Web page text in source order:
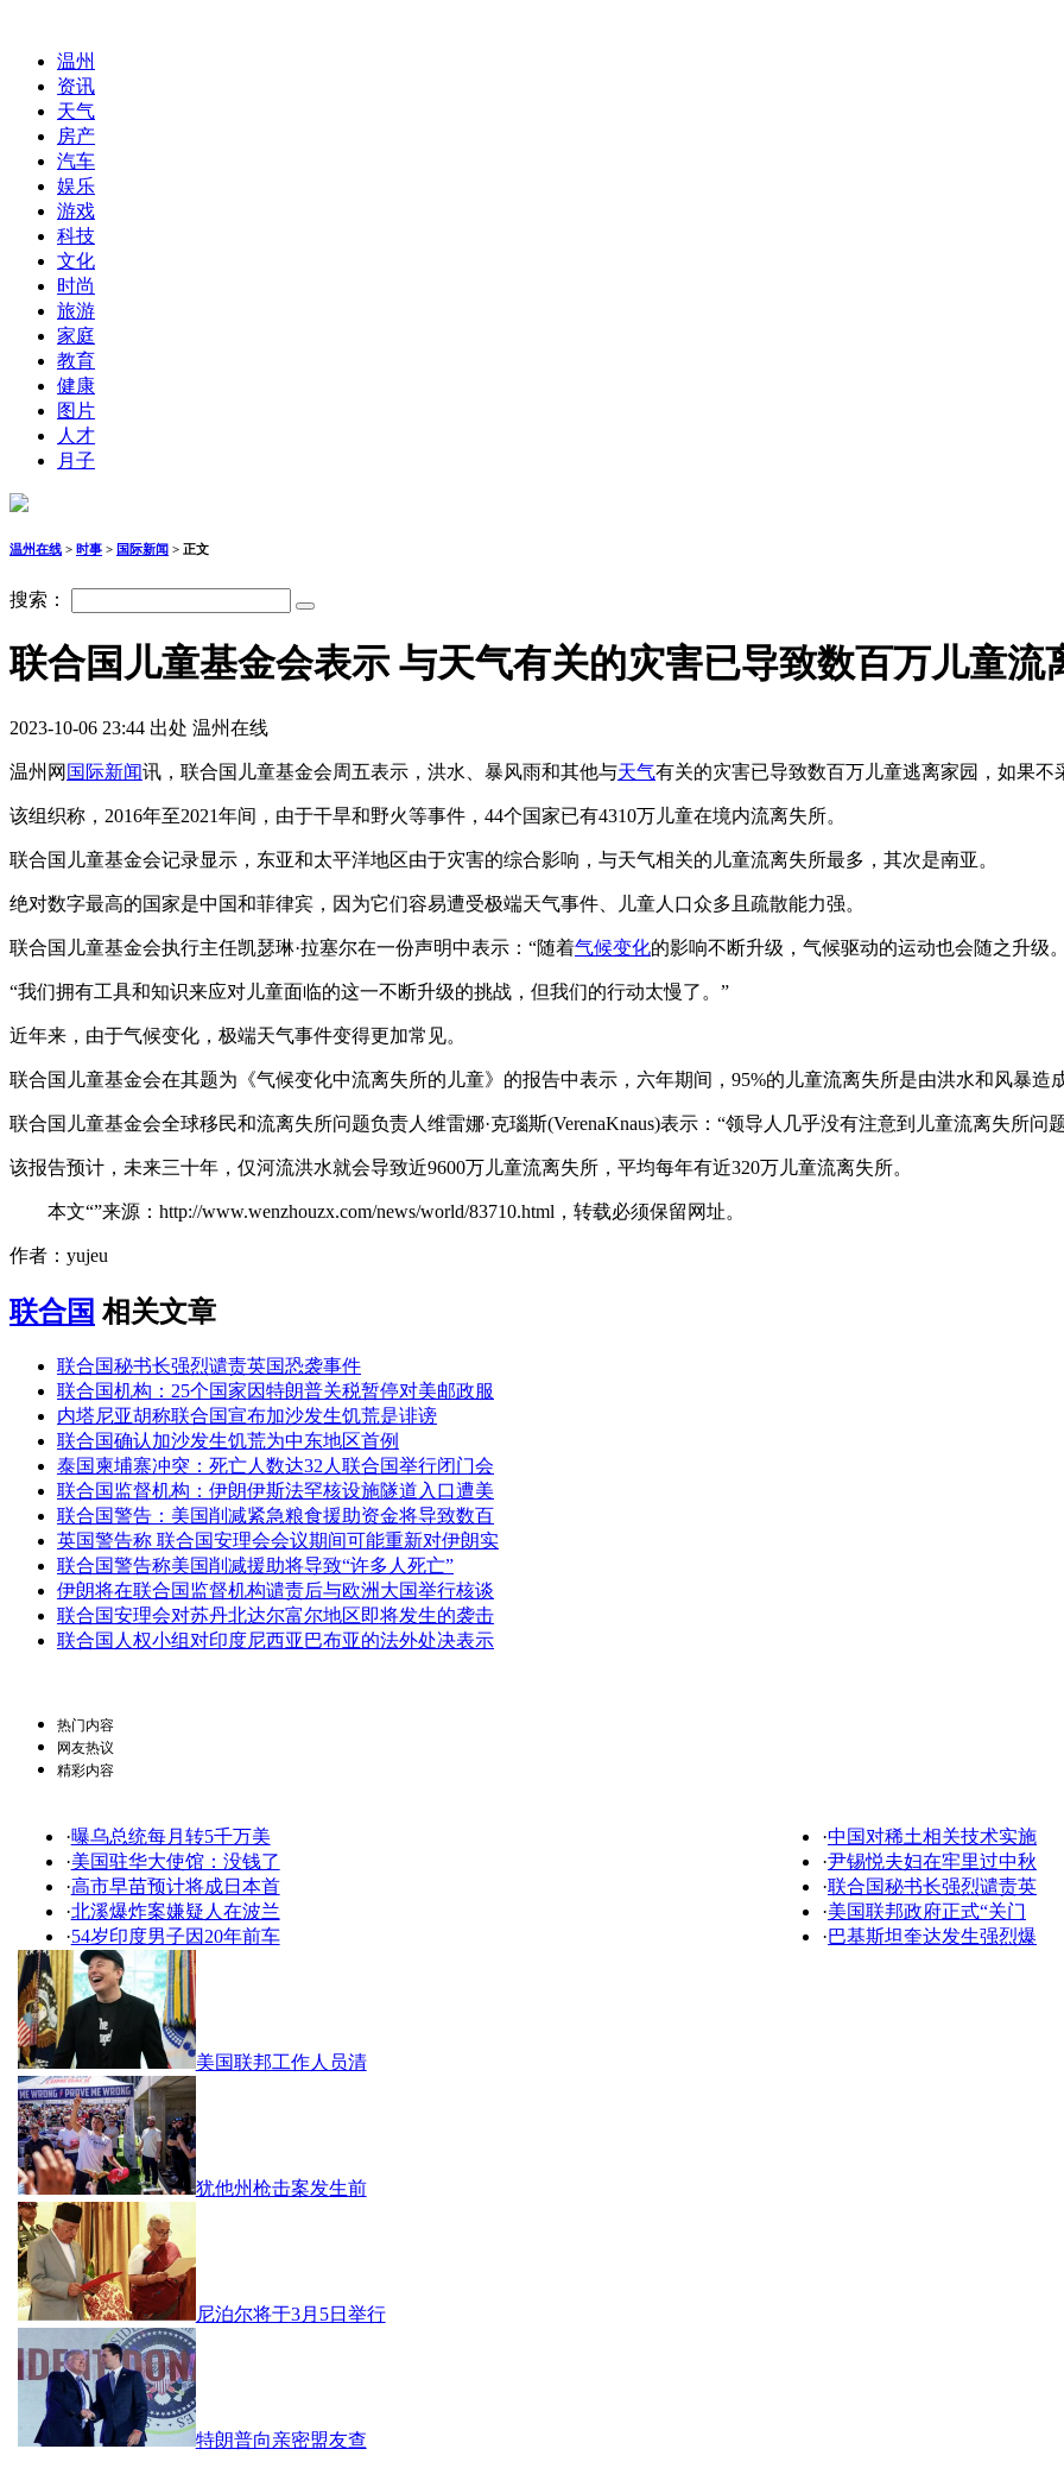
温州
资讯
天气
房产
汽车
娱乐
游戏
科技
文化
时尚
旅游
家庭
教育
健康
图片
人才
月子
温州在线 > 时事 > 国际新闻 > 正文
搜索：
联合国儿童基金会表示 与天气有关的灾害已导致数百万儿童流
2023-10-06 23:44 出处 温州在线
温州网 国际新闻讯，联合国儿童基金会周五表示，洪水、暴风雨和其他与天气有关的灾害已导致数百万儿童逃离家园，如果不
该组织称，2016年至2021年间，由于干旱和野火等事件，44个国家已有4310万儿童在境内流离失所。
联合国儿童基金会记录显示，东亚和太平洋地区由于灾害的综合影响，与天气相关的儿童流离失所最多，其次是南亚。
绝对数字最高的国家是中国和菲律宾，因为它们容易遭受极端天气事件、儿童人口众多且疏散能力强。
联合国儿童基金会执行主任凯瑟琳·拉塞尔在一份声明中表示：“随着气候变化的影响不断升级，气候驱动的运动也会随之升级
“我们拥有工具和知识来应对儿童面临的这一不断升级的挑战，但我们的行动太慢了。”
近年来，由于气候变化，极端天气事件变得更加常见。
联合国儿童基金会在其题为《气候变化中流离失所的儿童》的报告中表示，六年期间，95%的儿童流离失所是由洪水和风暴造
联合国儿童基金会全球移民和流离失所问题负责人维雷娜·克瑙斯(VerenaKnaus)表示：“领导人几乎没有注意到儿童流离失所问
该报告预计，未来三十年，仅河流洪水就会导致近9600万儿童流离失所，平均每年有近320万儿童流离失所。
本文“”来源：http://www.wenzhouzx.com/news/world/83710.html，转载必须保留网址。
作者：yujeu
联合国 相关文章
联合国秘书长强烈谴责英国恐袭事件
联合国机构：25个国家因特朗普关税暂停对美邮政服
内塔尼亚胡称联合国宣布加沙发生饥荒是诽谤
联合国确认加沙发生饥荒为中东地区首例
泰国柬埔寨冲突：死亡人数达32人联合国举行闭门会
联合国监督机构：伊朗伊斯法罕核设施隧道入口遭美
联合国警告：美国削减紧急粮食援助资金将导致数百
英国警告称 联合国安理会会议期间可能重新对伊朗实
联合国警告称美国削减援助将导致“许多人死亡”
伊朗将在联合国监督机构谴责后与欧洲大国举行核谈
联合国安理会对苏丹北达尔富尔地区即将发生的袭击
联合国人权小组对印度尼西亚巴布亚的法外处决表示
热门内容
网友热议
精彩内容
·曝乌总统每月转5千万美 ·中国对稀土相关技术实施
·美国驻华大使馆：没钱了 ·尹锡悦夫妇在牢里过中秋
·高市早苗预计将成日本首 ·联合国秘书长强烈谴责英
·北溪爆炸案嫌疑人在波兰 ·美国联邦政府正式“关门
·54岁印度男子因20年前车 ·巴基斯坦奎达发生强烈爆
美国联邦工作人员清
犹他州枪击案发生前
尼泊尔将于3月5日举行
特朗普向亲密盟友查